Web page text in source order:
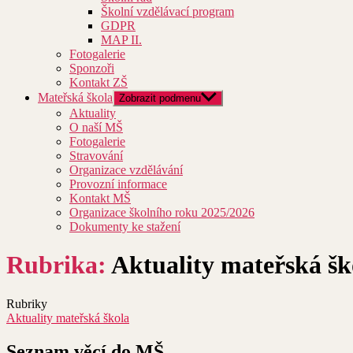
Školní vzdělávací program
GDPR
MAP II.
Fotogalerie
Sponzoři
Kontakt ZŠ
Mateřská škola Zobrazit podmenu
Aktuality
O naší MŠ
Fotogalerie
Stravování
Organizace vzdělávání
Provozní informace
Kontakt MŠ
Organizace školního roku 2025/2026
Dokumenty ke stažení
Rubrika: Aktuality mateřská
Rubriky
Aktuality mateřská škola